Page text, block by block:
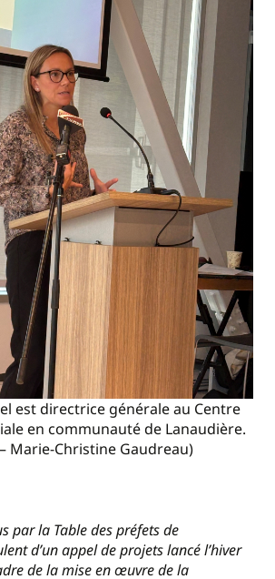
est directrice générale au Centre
en communauté de Lanaudière.
Marie-Christine Gaudreau)
par la Table des préfets de
d’un appel de projets lancé l’hiver
de la mise en œuvre de la